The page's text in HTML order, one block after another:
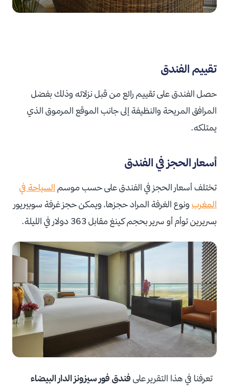
تقييم الفندق
حصل الفندق على تقييم رائع من قبل نزلائه وذلك بفضل
المرافق المريحة والنظيفة إلى جانب الموقع المرموق الذي
يمتلكه.
أسعار الحجز في الفندق
تختلف أسعار الحجز في الفندق على حسب موسم السياحة في
المغربونوع الغرفة المراد حجزها، ويمكن حجز غرفة سوبيريور
بسريرين توأم أو سرير بحجم كينغ مقابل 363 دولار في الليلة.
تعرفنا في هذا التقرير على فندق فور سيزونز الدار البيضاء